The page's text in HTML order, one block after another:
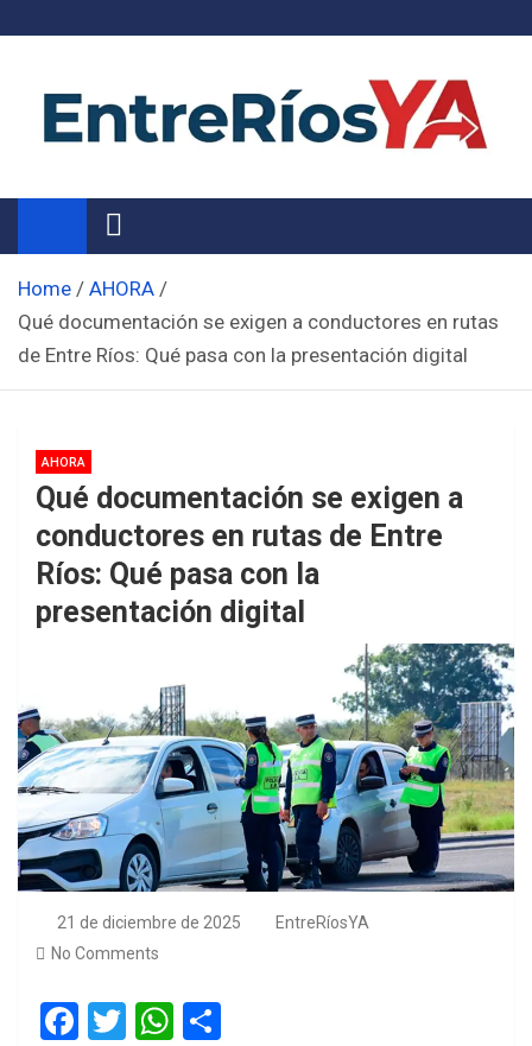
Noticias de Entre Ríos
Información de toda la provincia ahora
Home
AHORA
Qué documentación se exigen a conductores en rutas
de Entre Ríos: Qué pasa con la presentación digital
AHORA
Qué documentación se exigen a
conductores en rutas de Entre
Ríos: Qué pasa con la
presentación digital
21 de diciembre de 2025
EntreRíosYA
No Comments
F
T
W